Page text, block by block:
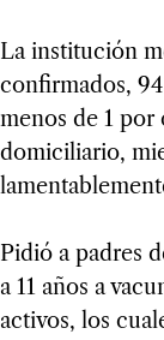
La institución
confirmados,
menos de 1 por
domiciliario,
Pidió a padres
a 11 años a
activos, los